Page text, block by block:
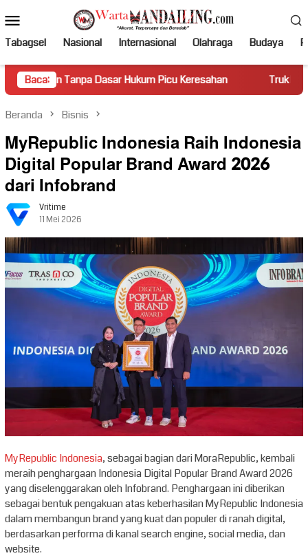
ke
kontenMobile
Tabagsel Nasional Internasional Olahraga Budaya
Baca:
Dasar Hukum Picu Keresahan Truk Miring Hambat
Beranda Bisnis
MyRepublic Indonesia Raih Indonesia
Digital Popular Brand Award 2026
dari Infobrand
Vritime
11 Mei 2026
MyRepublic Indonesia, sebagai bagian dari MoraRepublic, kembali
meraih penghargaan Indonesia Digital Popular Brand Award 2026
yang diselenggarakan oleh Infobrand. Penghargaan ini diberikan
sebagai bentuk pengakuan atas keberhasilan MyRepublic Indonesia
dalam membangun brand yang kuat dan populer di ranah digital,
berdasarkan performa di kanal search engine, social media, dan
website.